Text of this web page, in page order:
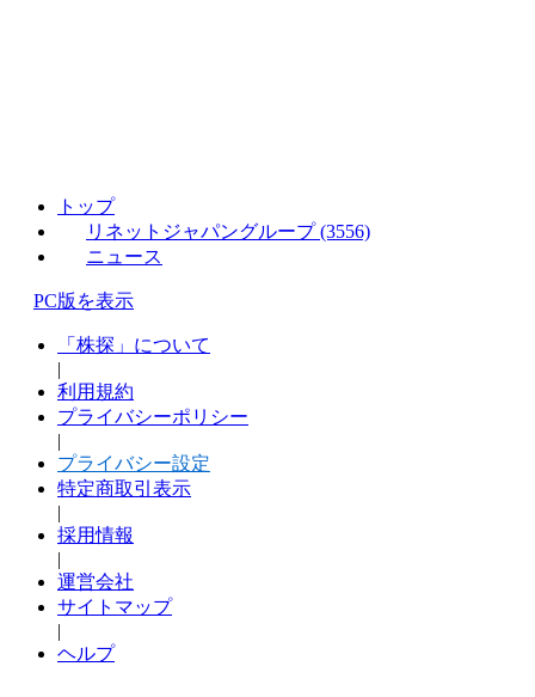
トップ
リネットジャパングループ (3556)
ニュース
PC版を表示
「株探」について
|
利用規約
プライバシーポリシー
|
プライバシー設定
特定商取引表示
|
採用情報
|
運営会社
サイトマップ
|
ヘルプ